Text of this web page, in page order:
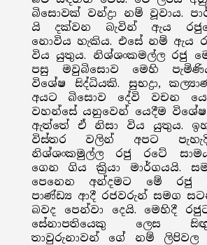
බිසොවක් වන්ද්‍රා නම් වූවාය.
යි දක්වන බැවින් ඇය
නොවිය හැකිය. එසේ නම් ඇය
විය යුතුය. නිශ්ශංකමල්ල රජු
පසු මවුබිසොව මෙහි
විශේෂ සිද්ධියකි. සුභද්‍රා,
අයට බිසොව දේවි වචන
වහන්සේ යනුවෙන් යෙදීම
ඇත්තේ ඒ නිසා විය යුතුය.
විස්තර වලින් අපට
නිශ්ශංකමුල්ල රජු රටේ
ගෙන ගිය ක්‍රියා මාර්ගයයි.
පෙනෙන අන්දමට මේ රජු
පාණ්ඩ්‍ය ආදී රජවරුන් සමග
බවද පෙන්වා දෙයි. මෙහිදී
සේනාපතියෙකු ලෙස
තාවුරුනාවන් ගේ නම් ලිපිවල